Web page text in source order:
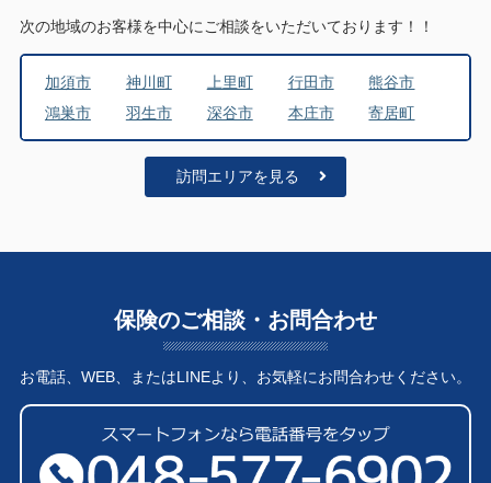
次の地域のお客様を中心にご相談をいただいております！！
加須市 神川町 上里町 行田市
熊谷市
鴻巣市
羽生市 深谷市 本庄市 寄居町
訪問エリアを見る
保険のご相談・お問合わせ
お電話、WEB、またはLINEより、お気軽にお問合わせください。